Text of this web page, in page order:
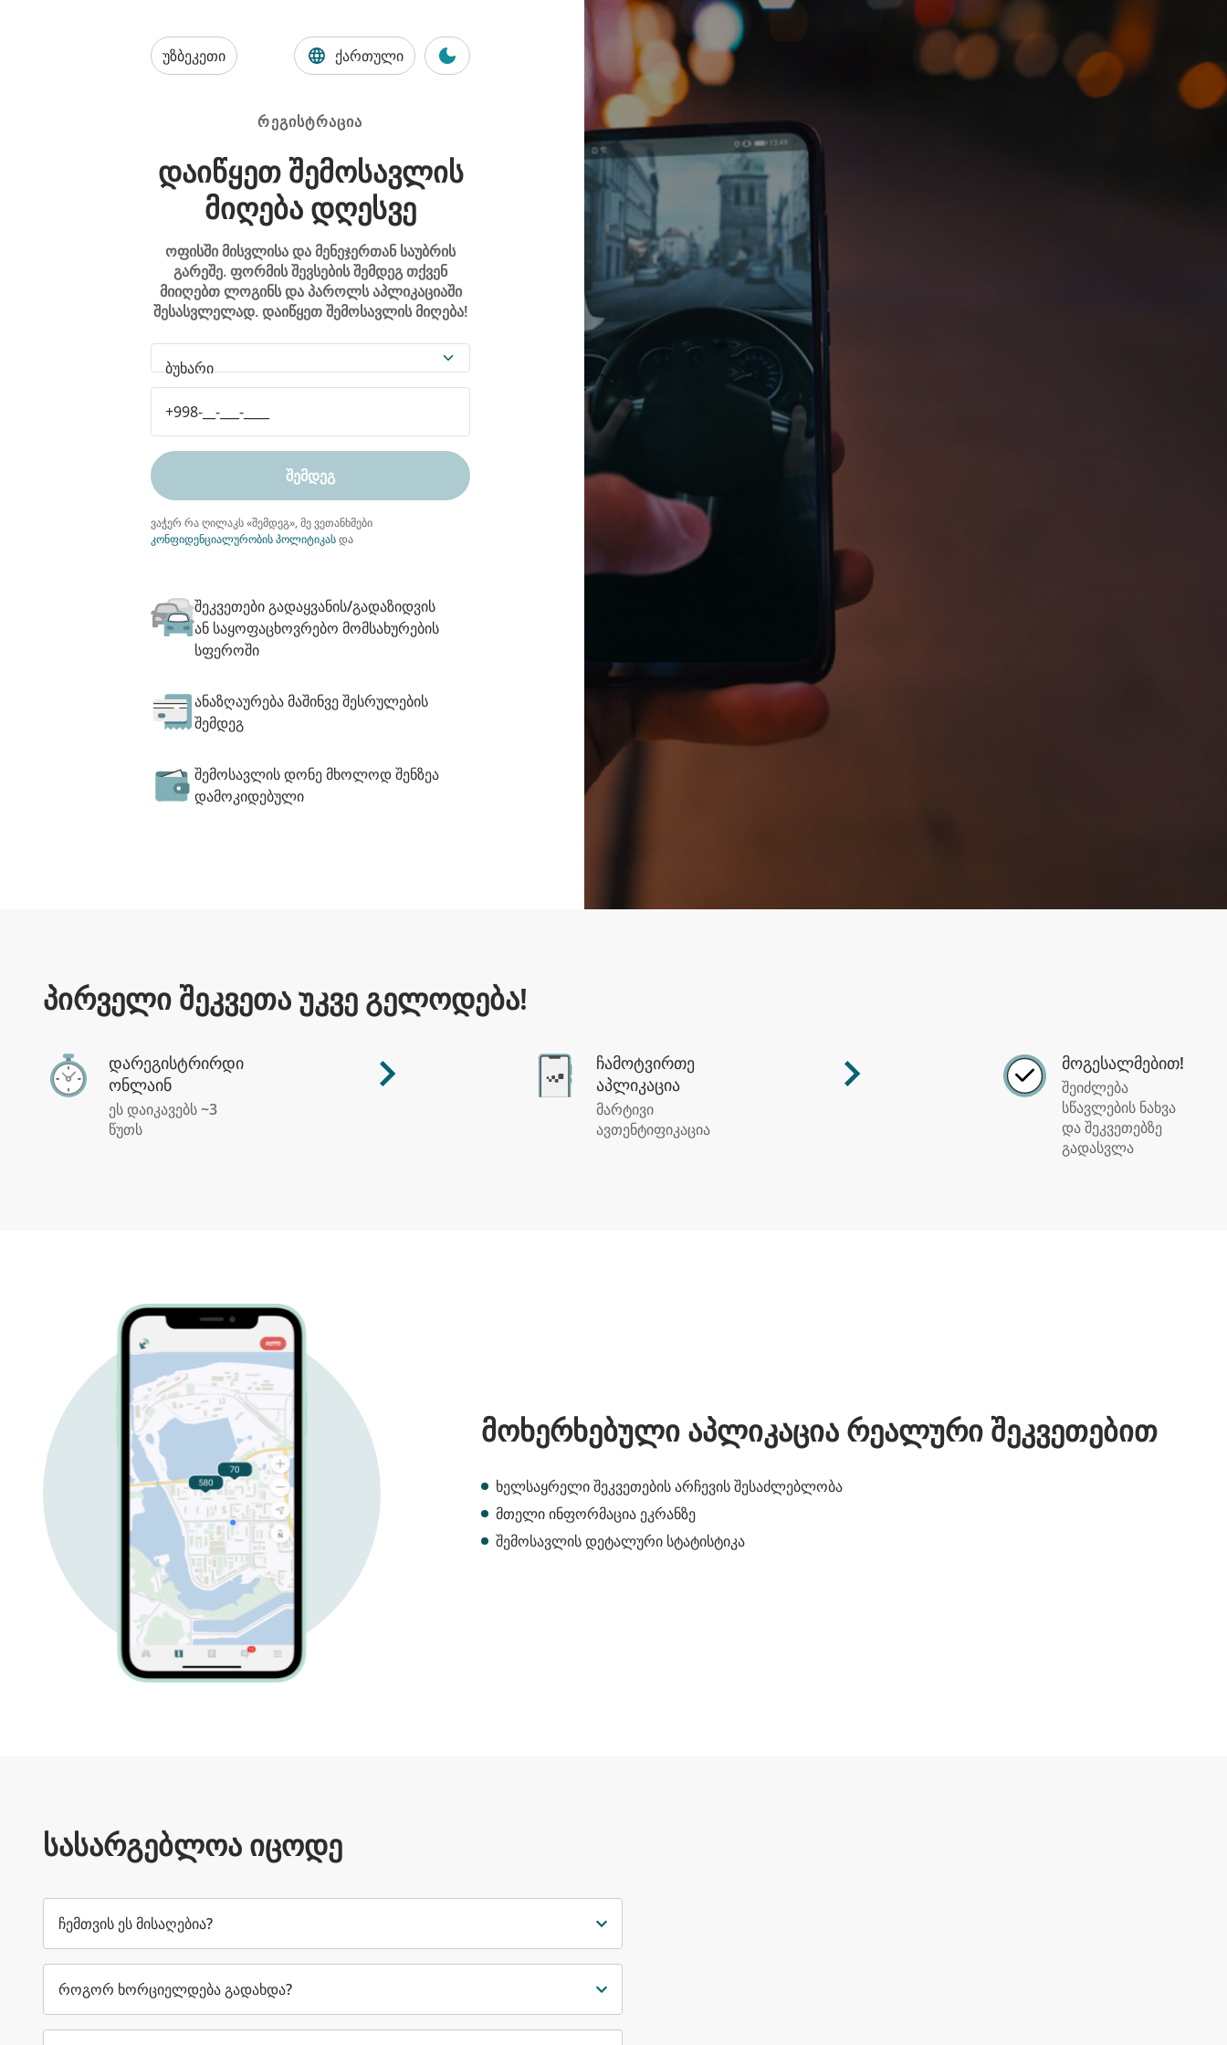
უზბეკეთი ქართული
ᲠᲔᲒᲘᲡᲢᲠᲐᲪᲘᲐ
ᲓᲐᲘᲬᲧᲔᲗ ᲨᲔᲛᲝᲡᲐᲕᲚᲘᲡ
ᲛᲘᲦᲔᲑᲐ ᲓᲦᲔᲡᲕᲔ
ოფისში მისვლისა და მენეჯერთან საუბრის
გარეშე. ფორმის შევსების შემდეგ თქვენ
მიიღებთ ლოგინს და პაროლს აპლიკაციაში
შესასვლელად. დაიწყეთ შემოსავლის მიღება!
ბუხარი
ᲨᲔᲛᲓᲔᲒ
ვაჭერ რა ღილაკს «შემდეგ», მე ვეთანხმები
კონფიდენციალურობის პოლიტიკასდა
შეკვეთები გადაყვანის/გადაზიდვის
ან საყოფაცხოვრებო მომსახურების
სფეროში
ანაზღაურება მაშინვე შესრულების
შემდეგ
შემოსავლის დონე მხოლოდ შენზეა
დამოკიდებული
პირველი შეკვეთა უკვე გელოდება!
დარეგისტრირდი
ონლაინ
ეს დაიკავებს ~3
წუთს
ჩამოტვირთე
აპლიკაცია
მარტივი
ავთენტიფიკაცია
მოგესალმებით!
შეიძლება
სწავლების ნახვა
და შეკვეთებზე
გადასვლა
მოხერხებული აპლიკაცია რეალური შეკვეთებით
ხელსაყრელი შეკვეთების არჩევის შესაძლებლობა
მთელი ინფორმაცია ეკრანზე
შემოსავლის დეტალური სტატისტიკა
სასარგებლოა იცოდე
ჩემთვის ეს მისაღებია?
როგორ ხორციელდება გადახდა?